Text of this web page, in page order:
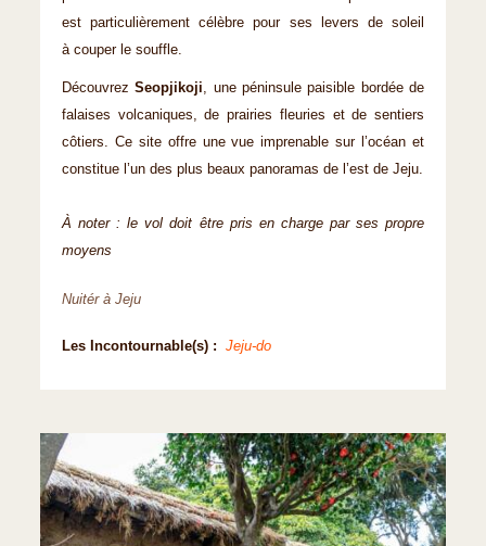
est particulièrement célèbre pour ses levers de soleil
à couper le souffle.
DécouvrezSeopjikoji, une péninsule paisible bordée de
falaises volcaniques, de prairies fleuries et de sentiers
côtiers. Ce site offre une vue imprenable sur l’océan et
constitue l’un des plus beaux panoramas de l’est de Jeju.
À noter : le vol doit être pris en charge par ses propre
moyens
Nuitér à Jeju
Les Incontournable(s) : Jeju-do